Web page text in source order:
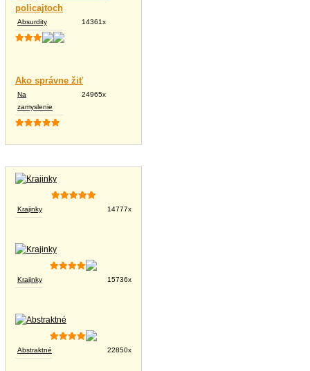
policajtoch
Absurdity 14361x
Ako správne žiť
Na
zamyslenie
24965x
Krajinky 14777x
Krajinky 15736x
Abstraktné 22850x